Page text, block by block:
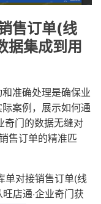
售订单(线
据集成到用
准确处理是确保业
案例，展示如何通
奇门的数据无缝对
售订单的精准匹
单对接销售订单(线
店通·企业奇门获